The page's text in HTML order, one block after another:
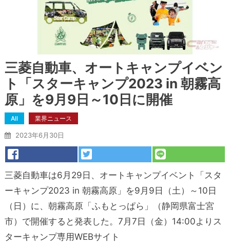
三菱自動車、オートキャンプイベン
ト「スターキャンプ2023 in 朝霧高
原」を9月9日～10日に開催
All 業界ニュース
2023年6月30日
三菱自動車は6月29日、オートキャンプイベント「スタ
ーキャンプ2023 in 朝霧高原」を9月9日（土）～10日
（日）に、朝霧高原「ふもとっぱら」（静岡県富士宮
市）で開催すると発表した。7月7日（金）14:00よりス
ターキャンプ専用WEBサイト